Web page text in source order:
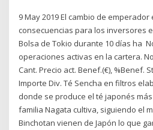
9 May 2019 El cambio de emperador
consecuencias para los inversores
Bolsa de Tokio durante 10 días ha
operaciones activas en la cartera.
Cant. Precio act. Benef.(€), %Benef.
Importe Div. Té Sencha en filtros
donde se produce el té japonés
familia Nagata cultiva, siguiendo el
Binchotan vienen de Japón lo que